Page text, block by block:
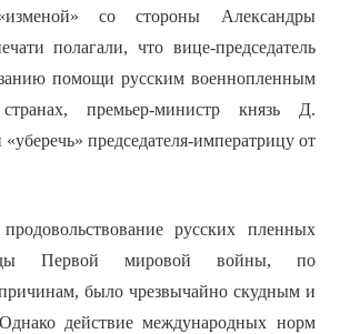
со стороны Александры
полагали, что вице-председатель
помощи русским военнопленным
премьер-министр князь Д.
председателя-императрицу от
русских пленных
Первой мировой войны, по
было чрезвычайно скудным и
действие международных норм